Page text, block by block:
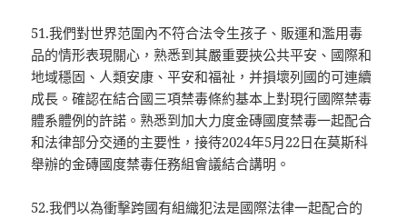
51.我們對世界范圍內不符合法令生孩子、販運和濫用毒
品的情形表現關心，熟悉到其嚴重要挾公共平安、國際和
地域穩固、人類安康、平安和福祉，并損壞列國的可連續
成長。確認在結合國三項禁毒條約基本上對現行國際禁毒
體系體例的許諾。熟悉到加大力度金磚國度禁毒一起配合
和法律部分交通的主要性，接待2024年5月22日在莫斯科
舉辦的金磚國度禁毒任務組會議結合講明。
52.我們以為衝擊跨國有組織犯法是國際法律一起配合的